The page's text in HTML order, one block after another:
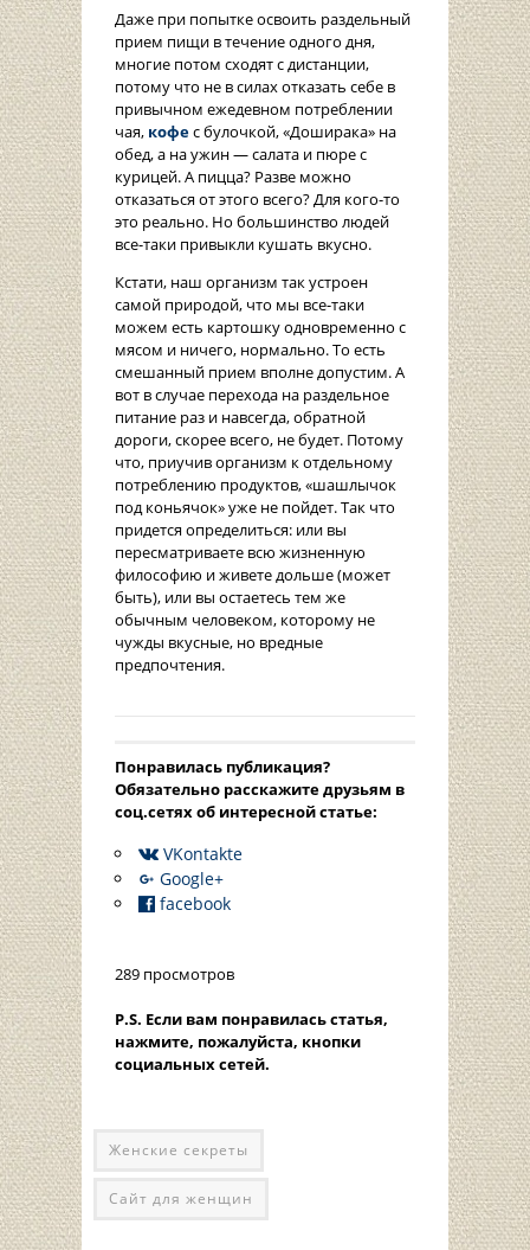
Даже при попытке освоить раздельный
прием пищи в течение одного дня,
многие потом сходят с дистанции,
потому что не в силах отказать себе в
привычном ежедевном потреблении
чая, кофес булочкой, «Доширака» на
обед, а на ужин — салата и пюре с
курицей. А пицца? Разве можно
отказаться от этого всего? Для кого-то
это реально. Но большинство людей
все-таки привыкли кушать вкусно.
Кстати, наш организм так устроен
самой природой, что мы все-таки
можем есть картошку одновременно с
мясом и ничего, нормально. То есть
смешанный прием вполне допустим. А
вот в случае перехода на раздельное
питание раз и навсегда, обратной
дороги, скорее всего, не будет. Потому
что, приучив организм к отдельному
потреблению продуктов, «шашлычок
под коньячок» уже не пойдет. Так что
придется определиться: или вы
пересматриваете всю жизненную
философию и живете дольше (может
быть), или вы остаетесь тем же
обычным человеком, которому не
чужды вкусные, но вредные
предпочтения.
Понравилась публикация?
Oбязательно расскажите друзьям в
соц.сетях об интересной статье:
VKontakte
Google+
facebook
289 просмотров
P.S. Если вам понравилась статья,
нажмите, пожалуйста, кнопки
социальных сетей.
Женские секреты
Сайт для женщин